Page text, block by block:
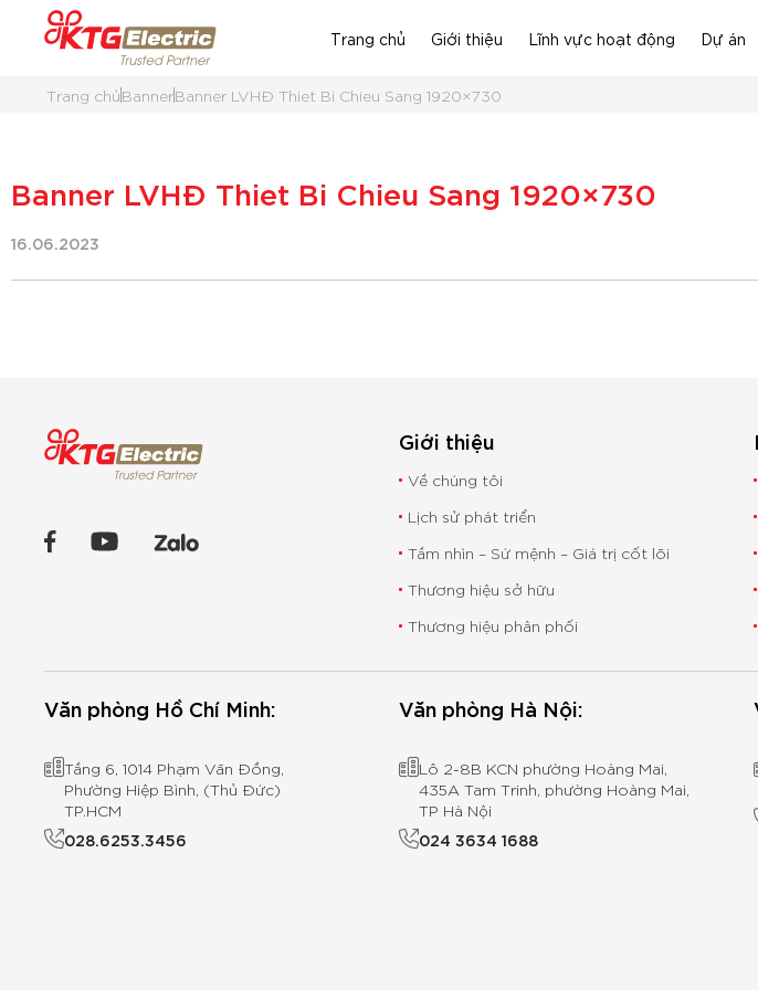
Trang chủ Giới thiệu Lĩnh vực hoạt động Dự án
Trang chủBannerBanner LVHĐ Thiet Bi Chieu Sang 1920×730
Banner LVHĐ Thiet Bi Chieu Sang 1920×730
16.06.2023
Giới thiệu
Về chúng tôi
Lịch sử phát triển
Tầm nhìn – Sứ mệnh – Giá trị cốt lõi
Thương hiệu sở hữu
Thương hiệu phân phối
Văn phòng Hồ Chí Minh:
Tầng 6, 1014 Phạm Văn Đồng,
Phường Hiệp Bình, (Thủ Đức)
TP.HCM
028.6253.3456
Văn phòng Hà Nội:
Lô 2-8B KCN phường Hoàng Mai,
435A Tam Trinh, phường Hoàng Mai,
TP Hà Nội
024 3634 1688